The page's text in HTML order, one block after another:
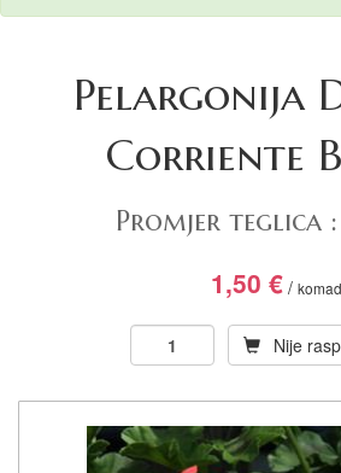
Pelargonija
Corriente
Promjer teglica
1,50 €/ komad
Nije